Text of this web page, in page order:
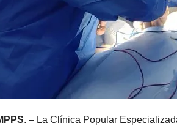
. – La Clínica Popular